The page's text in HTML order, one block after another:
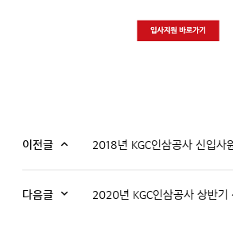
이전글 2018년 KGC인삼공사 신입사
다음글 2020년 KGC인삼공사 상반기